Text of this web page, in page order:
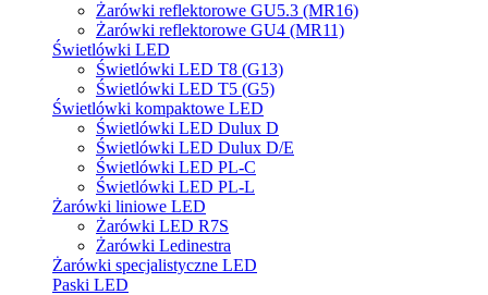
Żarówki reflektorowe GU5.3 (MR16)
Żarówki reflektorowe GU4 (MR11)
Świetlówki LED
Świetlówki LED T8 (G13)
Świetlówki LED T5 (G5)
Świetlówki kompaktowe LED
Świetlówki LED Dulux D
Świetlówki LED Dulux D/E
Świetlówki LED PL-C
Świetlówki LED PL-L
Żarówki liniowe LED
Żarówki LED R7S
Żarówki Ledinestra
Żarówki specjalistyczne LED
Paski LED